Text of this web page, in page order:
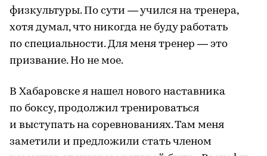
физкультуры. По сути — учился на тренера,
хотя думал, что никогда не буду работать
по специальности. Для меня тренер — это
призвание. Но не мое.
В Хабаровске я нашел нового наставника
по боксу, продолжил тренироваться
и выступать на соревнованиях. Там меня
заметили и предложили стать членом